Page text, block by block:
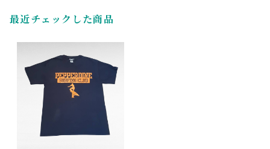
最近チェックした商品